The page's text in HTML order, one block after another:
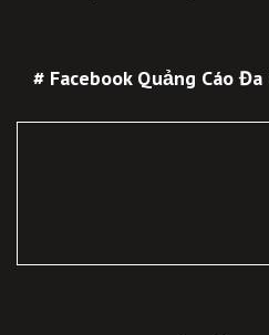
# Facebook Quảng Cáo Đa